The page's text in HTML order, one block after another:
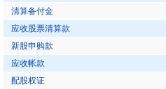
清算备付金
应收股票清算款
新股申购款
应收帐款
配股权证